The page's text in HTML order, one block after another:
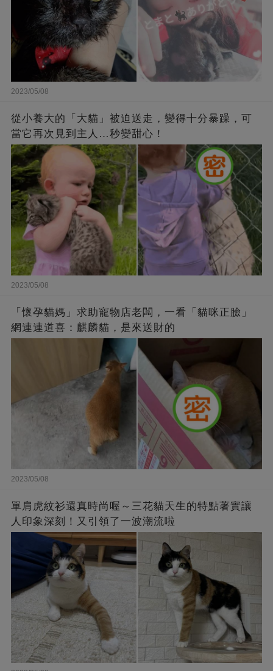
2023/05/08
從小養大的「大貓」被迫送走，變得十分暴躁，可
當它再次見到主人…秒變甜心！
2023/05/08
「懷孕貓媽」求助寵物店老闆，一看「貓咪正臉」
網連連道喜：麒麟貓，是來送財的
2023/05/08
單肩虎紋衫還真時尚喔～三花貓天生的特點著實讓
人印象深刻！又引領了一波潮流啦